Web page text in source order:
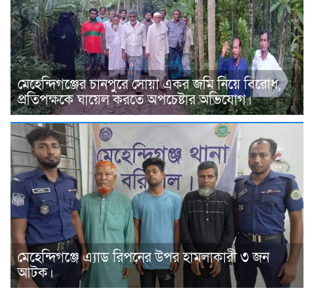
মেহেন্দিগঞ্জের চানপুরে সোয়া একর জমি নিয়ে বিরোধ,
প্রতিপক্ষকে ঘায়েল করতে অপচেষ্টার অভিযোগ।
মেহেন্দিগঞ্জে এ্যাড রিপনের উপর হামলাকারী ৩ জন
আটক।